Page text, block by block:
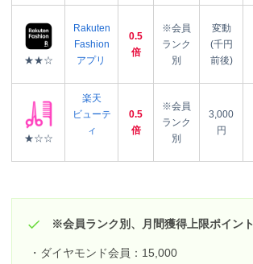
★★☆
Rakuten
Fashion
アプリ
0.5
倍
※会員
ランク
別
変動
(千円
前後)
★☆☆
楽天
ビューテ
ィ
0.5
倍
※会員
ランク
別
3,000
円
※会員ランク別、月間獲得上限ポイント
・ダイヤモンド会員：15,000